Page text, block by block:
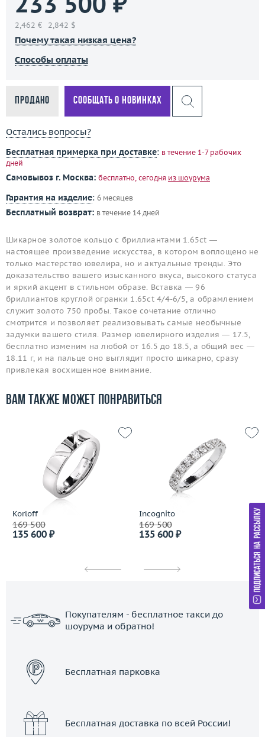
2,462 € 2,842 $
Почему такая низкая цена?
Способы оплаты
Продано Сообщать о новинках
Остались вопросы?
Бесплатная примерка при доставке: в течение 1-7 рабочих
дней
Самовывоз г. Москва: бесплатно, сегодня из шоурума
Гарантия на изделие: 6 месяцев
Бесплатный возврат: в течение 14 дней
Шикарное золотое кольцо с бриллиантами 1.65ct —
настоящее произведение искусства, в котором воплощено не
только мастерство ювелира, но и актуальные тренды. Это
доказательство вашего изысканного вкуса, высокого статуса
и яркий акцент в стильном образе. Вставка — 96
бриллиантов круглой огранки 1.65ct 4/4-6/5, а обрамлением
служит золото 750 пробы. Такое сочетание отлично
смотрится и позволяет реализовывать самые необычные
задумки вашего стиля. Размер ювелирного изделия — 17.5,
бесплатно изменим на любой от 16.5 до 18.5, а общий вес —
18.11 г, и на пальце оно выглядит просто шикарно, сразу
привлекая восхищенное внимание.
Вам также может понравиться
Korloff
169 500
135 600 ₽
Incognito
169 500
135 600 ₽
Покупателям - бесплатное такси до
шоурума и обратно!
Бесплатная парковка
Бесплатная доставка по всей России!